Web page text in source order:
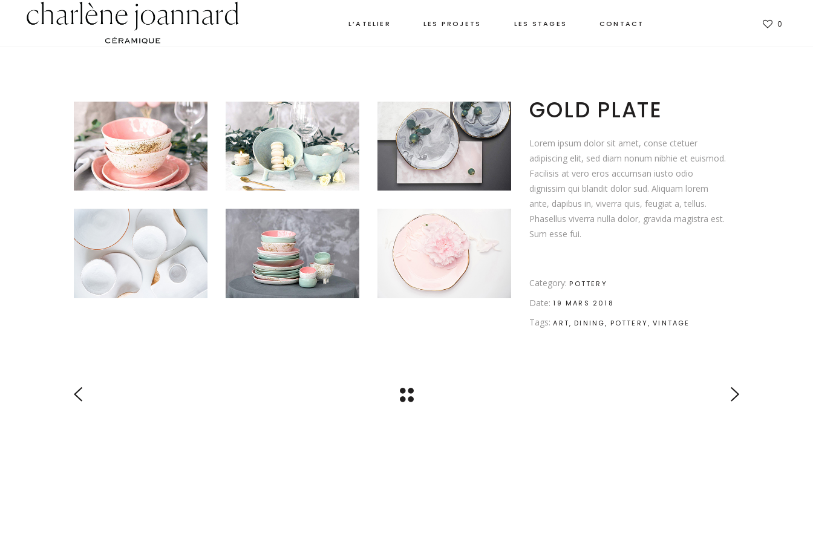
L’ATELIER LES PROJETS LES STAGES CONTACT 0
GOLD PLATE
Lorem ipsum dolor sit amet, conse ctetuer
adipiscing elit, sed diam nonum nibhie et euismod.
Facilisis at vero eros accumsan iusto odio
dignissim qui blandit dolor sud. Aliquam lorem
ante, dapibus in, viverra quis, feugiat a, tellus.
Phasellus viverra nulla dolor, gravida magistra est.
Sum esse fui.
Category: POTTERY
Date: 19 MARS 2018
Tags: ART DINING POTTERY VINTAGE